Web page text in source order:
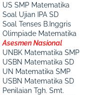
US SMP Matematika
Soal Ujian IPA SD
Soal Tenses B.Inggris
Olimpiade Matematika
Asesmen Nasional
UNBK Matematika SMP
USBN Matematika SD
UN Matematika SMP
USBN Matematika SD
Penilaian Tgh. Smt.